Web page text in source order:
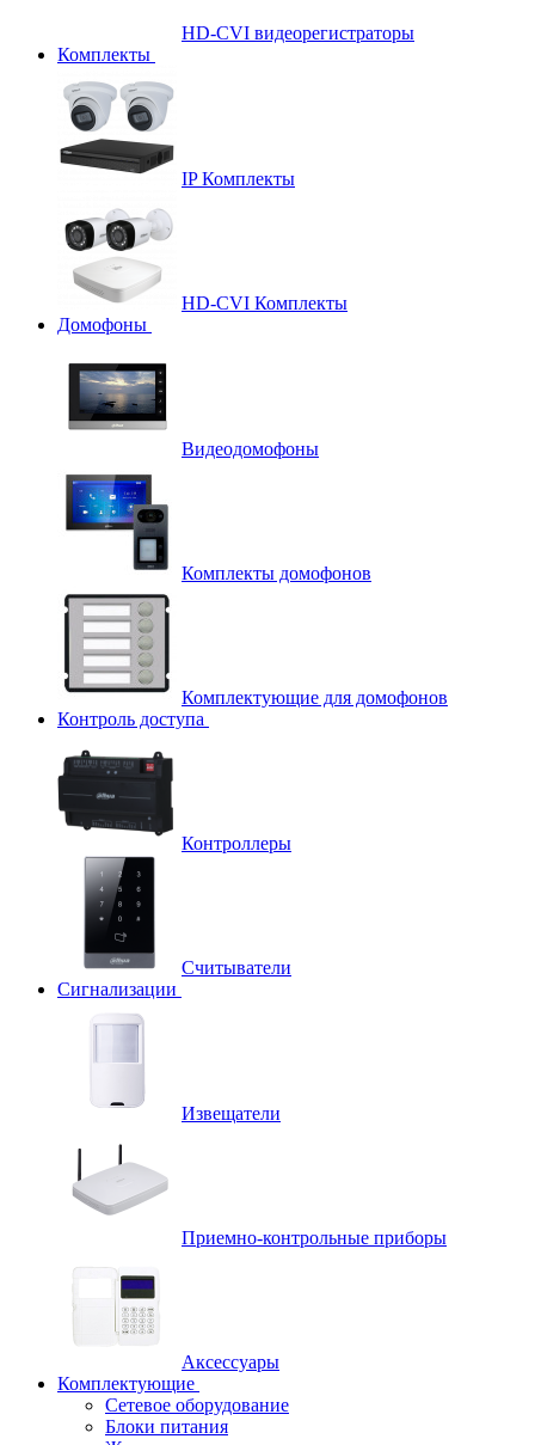
HD-CVI видеорегистраторы
Комплекты
IP Комплекты
HD-CVI Комплекты
Домофоны
Видеодомофоны
Комплекты домофонов
Комплектующие для домофонов
Контроль доступа
Контроллеры
Считыватели
Сигнализации
Извещатели
Приемно-контрольные приборы
Аксессуары
Комплектующие
Сетевое оборудование
Блоки питания